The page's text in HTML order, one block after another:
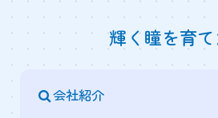
輝く瞳を育
会社紹介